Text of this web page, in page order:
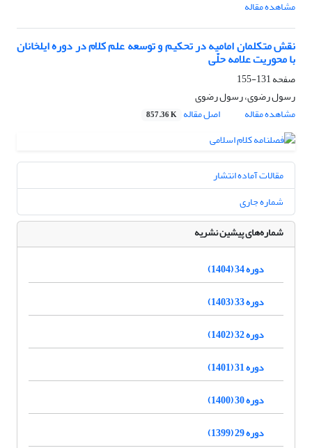
مشاهده مقاله
نقش متکلمان امامیه در تحکیم و توسعه علم کلام در دوره ایلخانان
با محوریت علامه حلّی
صفحه131-155
رسول رضوی، رسول رضوی
مشاهده مقاله
اصل مقاله 857.36 K
مقالات آماده انتشار
شماره جاری
شماره‌های پیشین نشریه
دوره 34 (1404)
دوره 33 (1403)
دوره 32 (1402)
دوره 31 (1401)
دوره 30 (1400)
دوره 29 (1399)